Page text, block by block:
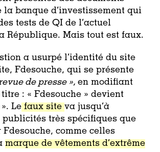
la banque d’investissement qui
tests de QI de l’actuel
République. Mais tout est faux.
a usurpé l’identité du site
Fdesouche, qui se présente
de presse », en modifiant
: « Fdesouche » devient
Le faux site va jusqu’à
très spécifiques que
Fdesouche, comme celles
marque de vêtements d’extrême